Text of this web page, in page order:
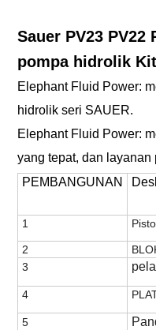
Sauer PV23 PV22
pompa hidrolik
Elephant Fluid Power:
hidrolik seri SAUER.
Elephant Fluid Power:
yang tepat, dan
PEMBANGUNAN
1
2
3
4
5